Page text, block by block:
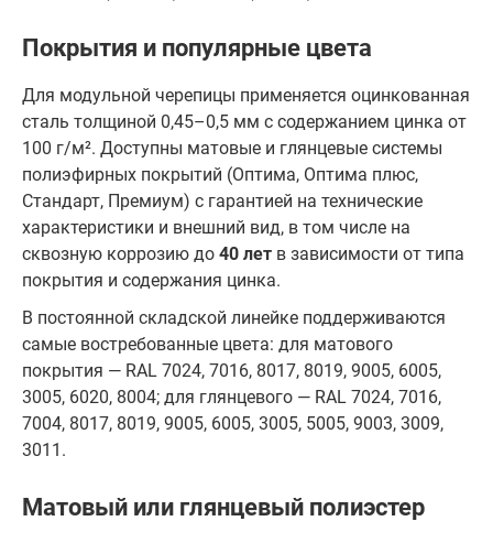
Покрытия и популярные цвета
Для модульной черепицы применяется оцинкованная
сталь толщиной 0,45–0,5 мм с содержанием цинка от
100 г/м². Доступны матовые и глянцевые системы
полиэфирных покрытий (Оптима, Оптима плюс,
Стандарт, Премиум) с гарантией на технические
характеристики и внешний вид, в том числе на
сквозную коррозию до 40 лет в зависимости от типа
покрытия и содержания цинка.
В постоянной складской линейке поддерживаются
самые востребованные цвета: для матового
покрытия — RAL 7024, 7016, 8017, 8019, 9005, 6005,
3005, 6020, 8004; для глянцевого — RAL 7024, 7016,
7004, 8017, 8019, 9005, 6005, 3005, 5005, 9003, 3009,
3011.
Матовый или глянцевый полиэстер